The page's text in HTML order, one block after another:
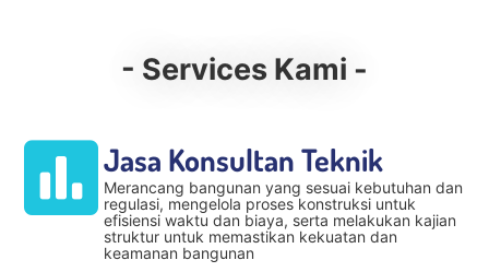
- Services Kami -
Jasa Konsultan Teknik
Merancang bangunan yang sesuai kebutuhan dan
regulasi, mengelola proses konstruksi untuk
efisiensi waktu dan biaya, serta melakukan kajian
struktur untuk memastikan kekuatan dan
keamanan bangunan